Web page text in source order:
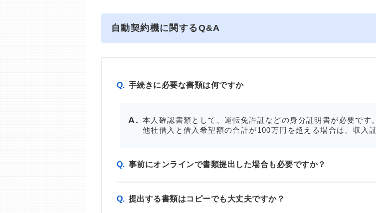
自動契約機に関するQ&A
Q. 手続きに必要な書類は何ですか
本人確認書類として、運転免許証などの身分証明書が必要です
他社借入と借入希望額の合計が100万円を超える場合は、収入
Q. 事前にオンラインで書類提出した場合も必要ですか？
Q. 提出する書類はコピーでも大丈夫ですか？